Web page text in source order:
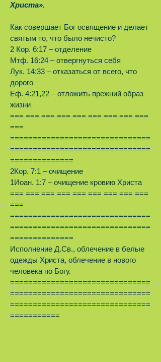
Христа».
Как совершает Бог освящение и делает
святым то, что было нечисто?
2 Кор. 6:17 – отделение
Мтф. 16:24 – отвергнуться себя
Лук. 14:33 – отказаться от всего, что
дорого
Еф. 4:21,22 – отложить прежний образ
жизни
=== === === === === === === === ===
===
===============================
===============================
==============
2Кор. 7:1 – очищение
1Иоан. 1:7 – очищение кровию Христа
=== === === === === === === === ===
===
===============================
===============================
==============
Исполнение Д.Св., облечение в белые
одежды Христа, облечение в нового
человека по Богу.
===============================
===============================
===============================
===========